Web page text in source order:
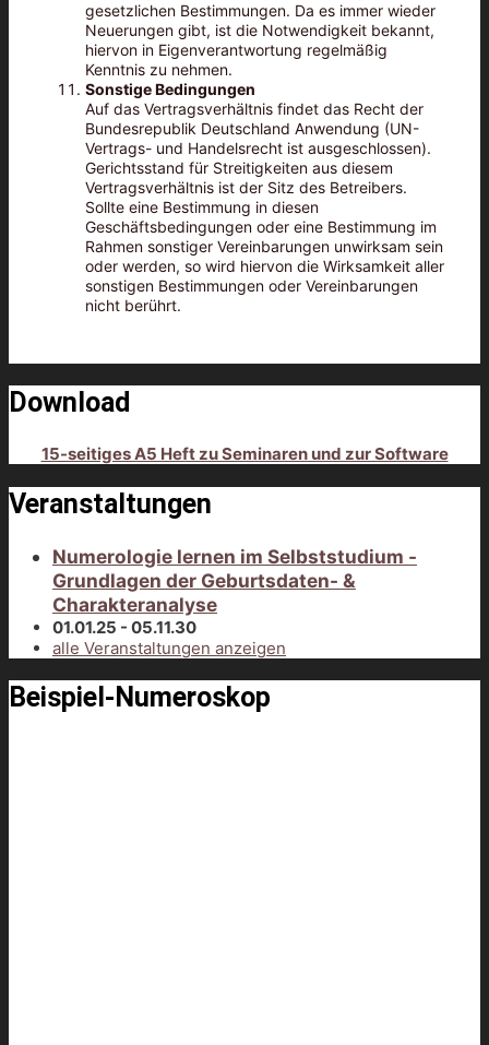
gesetzlichen Bestimmungen. Da es immer wieder
Neuerungen gibt, ist die Notwendigkeit bekannt,
hiervon in Eigenverantwortung regelmäßig
Kenntnis zu nehmen.
Sonstige Bedingungen
Auf das Vertragsverhältnis findet das Recht der
Bundesrepublik Deutschland Anwendung (UN-
Vertrags- und Handelsrecht ist ausgeschlossen).
Gerichtsstand für Streitigkeiten aus diesem
Vertragsverhältnis ist der Sitz des Betreibers.
Sollte eine Bestimmung in diesen
Geschäftsbedingungen oder eine Bestimmung im
Rahmen sonstiger Vereinbarungen unwirksam sein
oder werden, so wird hiervon die Wirksamkeit aller
sonstigen Bestimmungen oder Vereinbarungen
nicht berührt.
Download
15-seitiges A5 Heft zu Seminaren und zur Software
Veranstaltungen
Numerologie lernen im Selbststudium -
Grundlagen der Geburtsdaten- &
Charakteranalyse
01.01.25 - 05.11.30
alle Veranstaltungen anzeigen
Beispiel-Numeroskop